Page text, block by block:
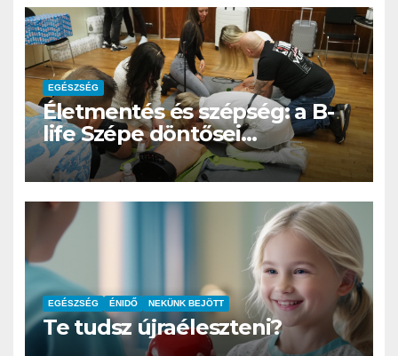
EGÉSZSÉG
Életmentés és szépség: a B-
life Szépe döntősei
újraélesztést tanultak
Balatonkenesén
EGÉSZSÉG ÉNIDŐ NEKÜNK BEJÖTT
Te tudsz újraéleszteni?